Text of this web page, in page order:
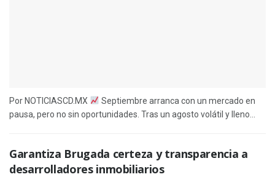
Por NOTICIASCD.MX
Septiembre arranca con un mercado en
pausa, pero no sin oportunidades. Tras un agosto volátil y lleno...
Garantiza Brugada certeza y transparencia a
desarrolladores inmobiliarios